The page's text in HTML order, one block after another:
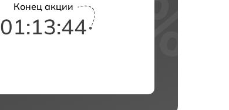
Конец акции
01:13:43